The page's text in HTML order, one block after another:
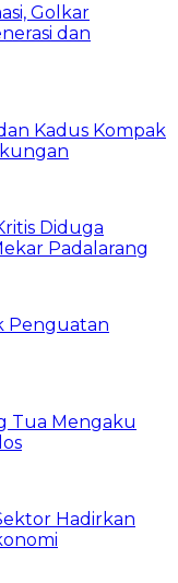
Golkar
dan
Kadus Kompak
Diduga
Padalarang
Penguatan
Tua Mengaku
Hadirkan